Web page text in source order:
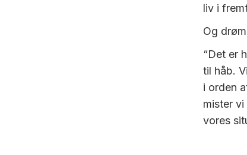
liv i
Og
“Det er
til håb.
i orden
mister
vores